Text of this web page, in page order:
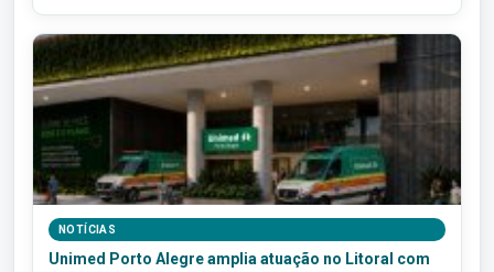
NOTÍCIAS
Unimed Porto Alegre amplia atuação no Litoral com